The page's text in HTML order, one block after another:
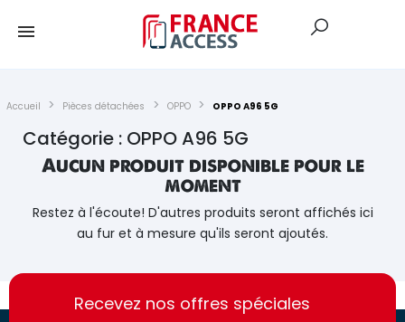
Accueil Pièces détachées OPPO OPPO A96 5G
Catégorie : OPPO A96 5G
Aucun produit disponible pour le
moment
Restez à l'écoute! D'autres produits seront affichés ici
au fur et à mesure qu'ils seront ajoutés.
https://france-
access.fr
https://france-
access.fr
Recevez nos offres spéciales